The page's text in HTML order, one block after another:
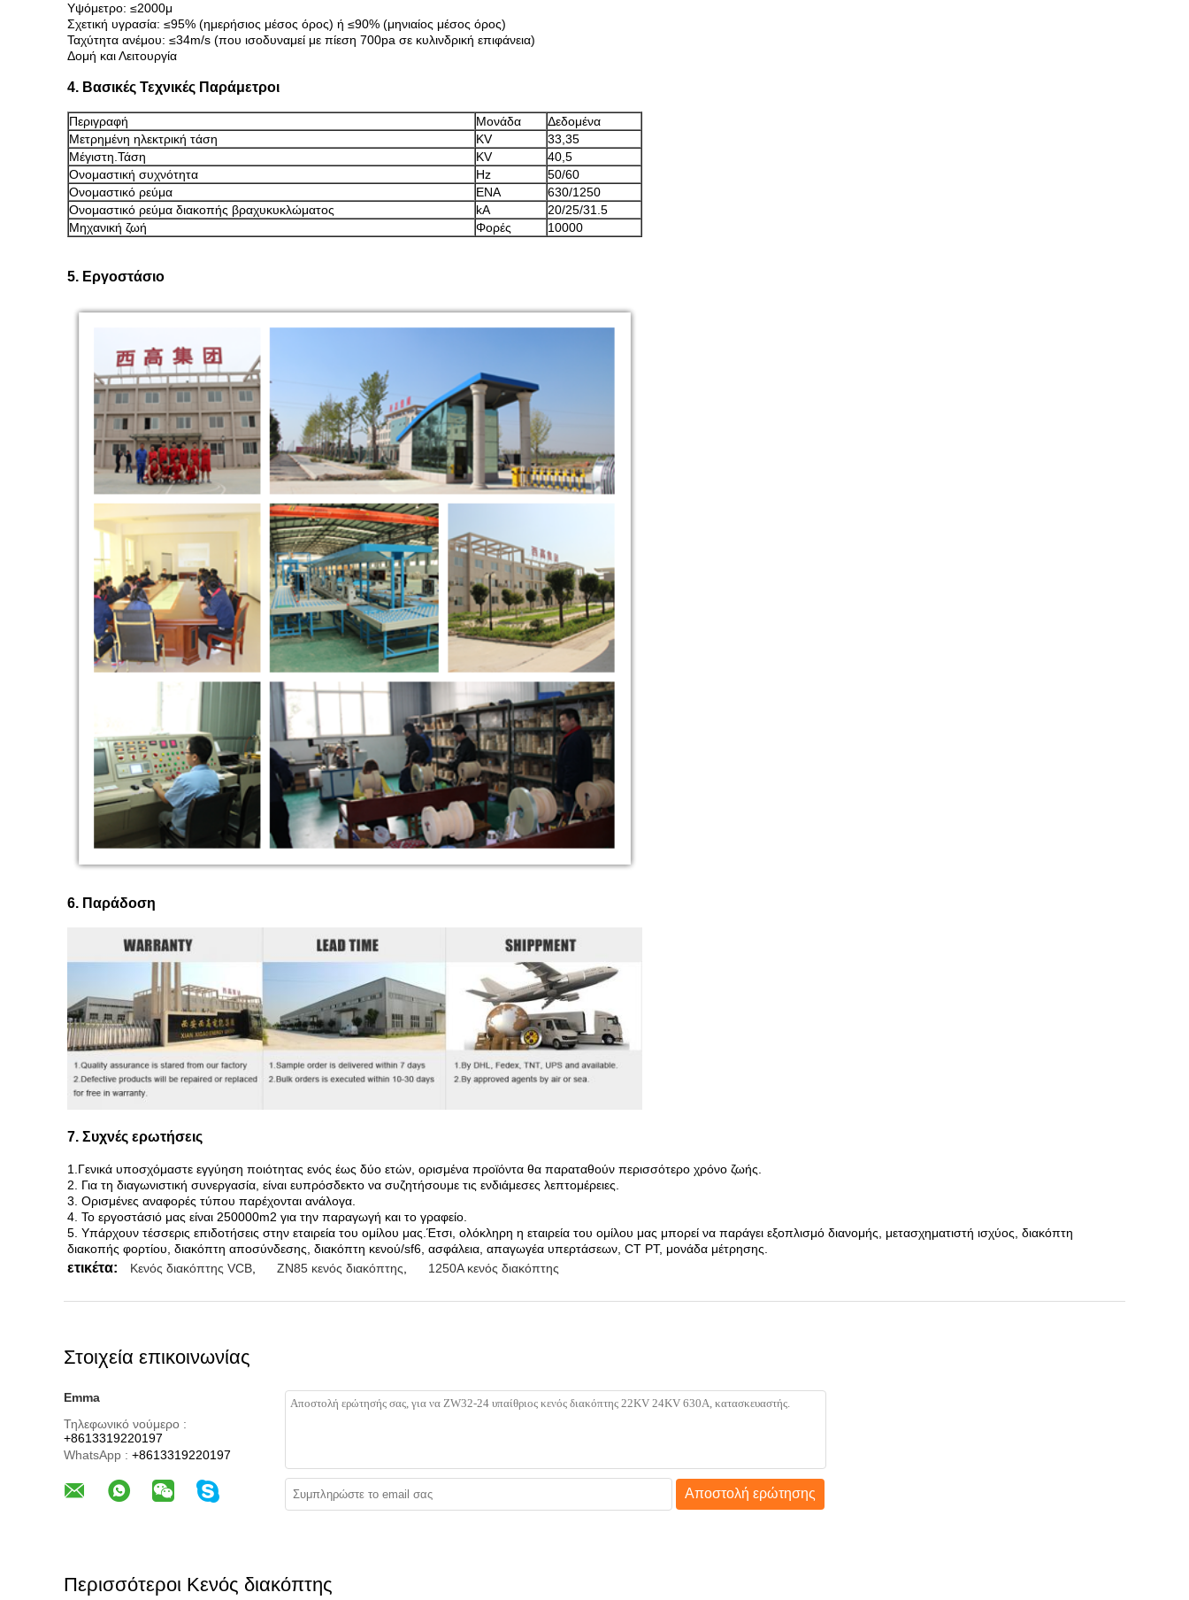
Υψόμετρο: ≤2000μ
Σχετική υγρασία: ≤95% (ημερήσιος μέσος όρος) ή ≤90% (μηνιαίος μέσος όρος)
Ταχύτητα ανέμου: ≤34m/s (που ισοδυναμεί με πίεση 700pa σε κυλινδρική επιφάνεια)
Δομή και Λειτουργία
4. Βασικές Τεχνικές Παράμετροι
Περιγραφή Μονάδα
Δεδομένα
Μετρημένη ηλεκτρική τάση
KV
33,35
Μέγιστη.Τάση
KV
40,5
Ονομαστική συχνότητα
Hz
50/60
Ονομαστικό ρεύμα
ΕΝΑ
630/1250
Ονομαστικό ρεύμα διακοπής βραχυκυκλώματος
kA
20/25/31.5
Μηχανική ζωή
Φορές 10000
5. Εργοστάσιο
6. Παράδοση
7. Συχνές ερωτήσεις
1.Γενικά υποσχόμαστε εγγύηση ποιότητας ενός έως δύο ετών, ορισμένα προϊόντα θα παραταθούν περισσότερο χρόνο ζωής.
2. Για τη διαγωνιστική συνεργασία, είναι ευπρόσδεκτο να συζητήσουμε τις ενδιάμεσες λεπτομέρειες.
3. Ορισμένες αναφορές τύπου παρέχονται ανάλογα.
4. Το εργοστάσιό μας είναι 250000m2 για την παραγωγή και το γραφείο.
5. Υπάρχουν τέσσερις επιδοτήσεις στην εταιρεία του ομίλου μας.Έτσι, ολόκληρη η εταιρεία του ομίλου μας μπορεί να παράγει εξοπλισμό διανομής, μετασχηματιστή ισχύος, διακόπτη
διακοπής φορτίου, διακόπτη αποσύνδεσης, διακόπτη κενού/sf6, ασφάλεια, απαγωγέα υπερτάσεων, CT ​​PT, μονάδα μέτρησης.
ετικέτα: Κενός διακόπτης VCB ZN85 κενός διακόπτης 1250A κενός διακόπτης
Στοιχεία επικοινωνίας
Emma
Τηλεφωνικό νούμερο :
+8613319220197
WhatsApp : +8613319220197
Αποστολή ερώτησης
Περισσότεροι Κενός διακόπτης